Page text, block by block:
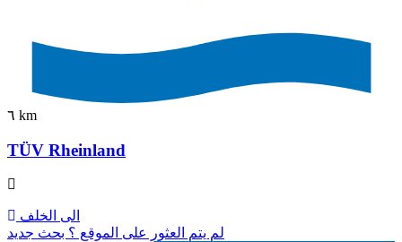
٦ km
TÜV Rheinland
الى الخلف
لم يتم العثور على الموقع ؟ بحث جديد